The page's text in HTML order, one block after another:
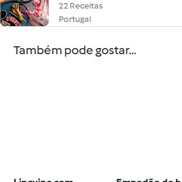
22 Receitas
Portugal
Também pode gostar...